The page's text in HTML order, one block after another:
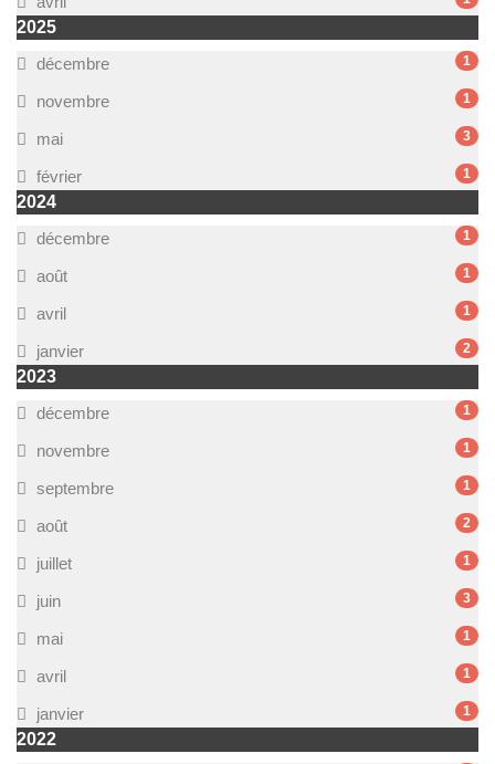
2025
décembre
1
novembre 1
mai 3
février 1
2024
décembre
1
août 1
avril 1
janvier 2
2023
décembre
1
novembre 1
septembre 1
août 2
juillet 1
juin 3
mai 1
avril 1
janvier 1
2022